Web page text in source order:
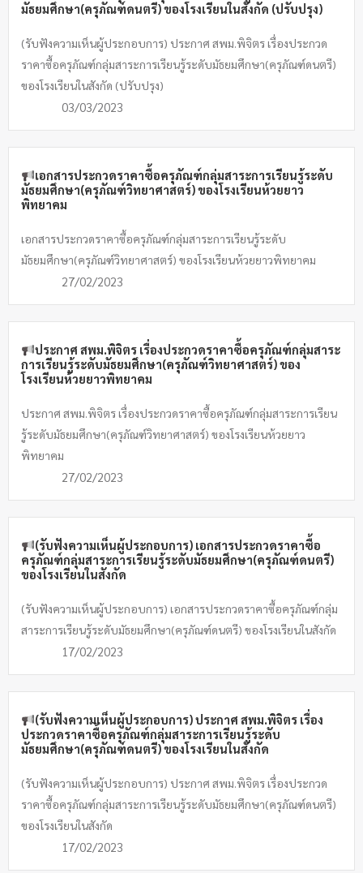
มัธยมศึกษา(ครุภัณฑ์ดนตรี) ของโรงเรียนในสังกัด (ปรับปรุง)
(รับฟังความเห็นผู้ประกอบการ) ประกาศ สพม.พิจิตร เรื่องประกวด
ราคาซื้อครุภัณฑ์กลุ่มสาระการเรียนรู้ระดับมัธยมศึกษา(ครุภัณฑ์ดนตรี)
ของโรงเรียนในสังกัด (ปรับปรุง)
03/03/2023
เอกสารประกวดราคาซื้อครุภัณฑ์กลุ่มสาระการเรียนรู้ระดับ
มัธยมศึกษา(ครุภัณฑ์วิทยาศาสตร์) ของโรงเรียนห้วยยาว
พิทยาคม
เอกสารประกวดราคาซื้อครุภัณฑ์กลุ่มสาระการเรียนรู้ระดับ
มัธยมศึกษา(ครุภัณฑ์วิทยาศาสตร์) ของโรงเรียนห้วยยาวพิทยาคม
27/02/2023
ประกาศ สพม.พิจิตร เรื่องประกวดราคาซื้อครุภัณฑ์กลุ่มสาระ
การเรียนรู้ระดับมัธยมศึกษา(ครุภัณฑ์วิทยาศาสตร์) ของ
โรงเรียนห้วยยาวพิทยาคม
ประกาศ สพม.พิจิตร เรื่องประกวดราคาซื้อครุภัณฑ์กลุ่มสาระการเรียน
รู้ระดับมัธยมศึกษา(ครุภัณฑ์วิทยาศาสตร์) ของโรงเรียนห้วยยาว
พิทยาคม
27/02/2023
(รับฟังความเห็นผู้ประกอบการ) เอกสารประกวดราคาซื้อ
ครุภัณฑ์กลุ่มสาระการเรียนรู้ระดับมัธยมศึกษา(ครุภัณฑ์ดนตรี)
ของโรงเรียนในสังกัด
(รับฟังความเห็นผู้ประกอบการ) เอกสารประกวดราคาซื้อครุภัณฑ์กลุ่ม
สาระการเรียนรู้ระดับมัธยมศึกษา(ครุภัณฑ์ดนตรี) ของโรงเรียนในสังกัด
17/02/2023
(รับฟังความเห็นผู้ประกอบการ) ประกาศ สพม.พิจิตร เรื่อง
ประกวดราคาซื้อครุภัณฑ์กลุ่มสาระการเรียนรู้ระดับ
มัธยมศึกษา(ครุภัณฑ์ดนตรี) ของโรงเรียนในสังกัด
(รับฟังความเห็นผู้ประกอบการ) ประกาศ สพม.พิจิตร เรื่องประกวด
ราคาซื้อครุภัณฑ์กลุ่มสาระการเรียนรู้ระดับมัธยมศึกษา(ครุภัณฑ์ดนตรี)
ของโรงเรียนในสังกัด
17/02/2023